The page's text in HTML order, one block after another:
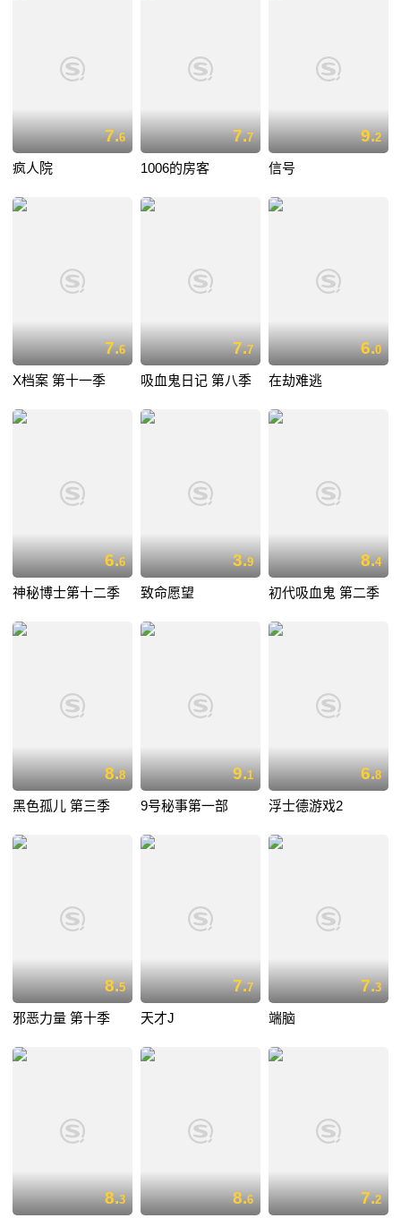
7.6
疯人院
7.7
1006的房客
9.2
信号
7.6
X档案 第十一季
7.7
吸血鬼日记 第八季
6.0
在劫难逃
6.6
神秘博士第十二季
3.9
致命愿望
8.4
初代吸血鬼 第二季
8.8
黑色孤儿 第三季
9.1
9号秘事第一部
6.8
浮士德游戏2
8.5
邪恶力量 第十季
7.7
天才J
7.3
端脑
8.3 8.6 7.2